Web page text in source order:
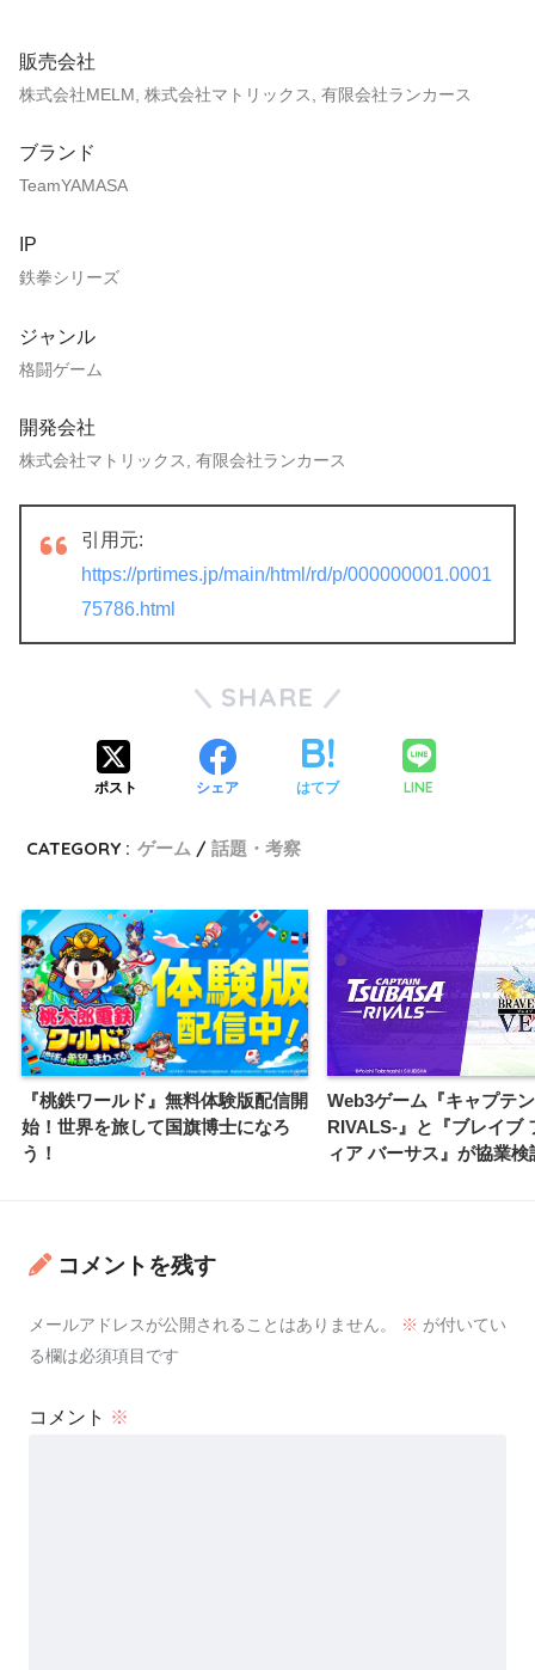
販売会社
株式会社MELM, 株式会社マトリックス, 有限会社ランカース
ブランド
TeamYAMASA
IP
鉄拳シリーズ
ジャンル
格闘ゲーム
開発会社
株式会社マトリックス, 有限会社ランカース
引用元:
https://prtimes.jp/main/html/rd/p/000000001.0001
75786.html
SHARE
ポスト シェア はてブ LINE
CATEGORY : ゲーム 話題・考察
『桃鉄ワールド』無料体験版配信開
始！世界を旅して国旗博士になろ
う！
Web3ゲーム『キャプテ
RIVALS-』と『ブレイブ
ィア バーサス』が協業検
コメントを残す
メールアドレスが公開されることはありません。 ※ が付いてい
る欄は必須項目です
コメント ※